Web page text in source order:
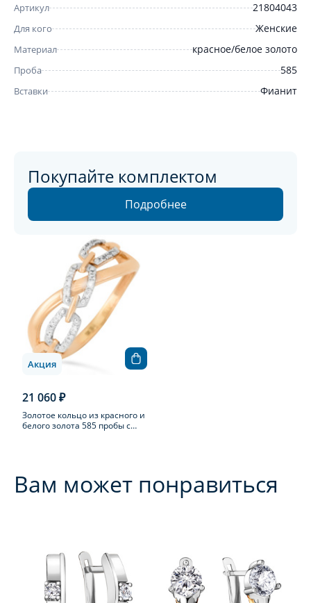
Артикул 21804043
Для кого Женские
Материал красное/белое золото
Проба 585
Вставки Фианит
Покупайте комплектом
Подробнее
21 060 ₽
Золотое кольцо из красного и
белого золота 585 пробы с
Акция
Вам может понравиться